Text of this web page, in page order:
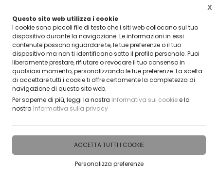
Questo sito web utilizza i cookie
I cookie sono piccoli file di testo che i siti web collocano sul tuo
dispositivo durante la navigazione. Le informazioni in essi
contenute possono riguardare te, le tue preferenze o il tuo
dispositivo ma non ti identificano sotto il profilo personale. Puoi
liberamente prestare, rifiutare o revocare il tuo consenso in
qualsiasi momento, personalizzando le tue preferenze. La scelta
di accettare tutti i cookie ti offre certamente la completezza di
navigazione di questo sito web.
Per saperne di più, leggi la nostra Informativa sui cookiee la
nostra Informativa sulla privacy
ACCETTA TUTTI I COOKIE
Personalizza preferenze
X
VUOI DIVENTARE UN NOSTRO RIVENDITORE?
CONTATTACI
Home IDEE E REGALI PERSONALIZZABILI
visionare i prodotti per Prezzo o in ordine
Come concludere un buon affare? Su molti
prodotti troverai la tabella "più compri e meno